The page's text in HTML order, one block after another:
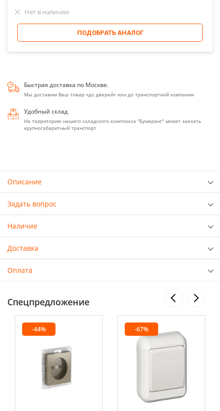
Нет в наличии
ПОДОБРАТЬ АНАЛОГ
Быстрая доставка по Москве.
Мы доставим Ваш товар «до дверей» или до транспортной компании
Удобный склад
На территорию нашего складского комплекса "Бумеранг" может заехать
крупногабаритный транспорт
Описание
Задать вопрос
Наличие
Доставка
Оплата
Спецпредложение
-44% -67%